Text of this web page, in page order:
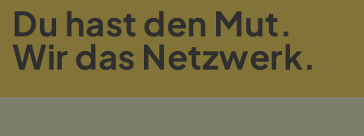
Du hast den Mut.
Wir das Netzwerk.